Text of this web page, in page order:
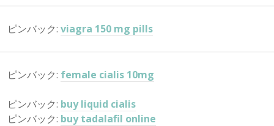
ピンバック: viagra 150 mg pills
ピンバック: female cialis 10mg
ピンバック: buy liquid cialis
ピンバック: buy tadalafil online